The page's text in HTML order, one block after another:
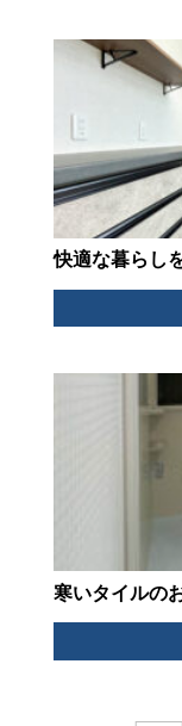
快適な暮らし
寒いタイルの